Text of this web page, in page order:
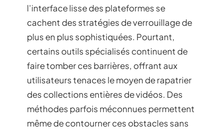
l’interface lisse des plateformes se
cachent des stratégies de verrouillage de
plus en plus sophistiquées. Pourtant,
certains outils spécialisés continuent de
faire tomber ces barrières, offrant aux
utilisateurs tenaces le moyen de rapatrier
des collections entières de vidéos. Des
méthodes parfois méconnues permettent
même de contourner ces obstacles sans